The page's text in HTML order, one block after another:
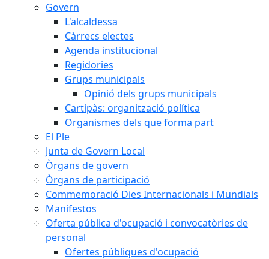
Govern
L'alcaldessa
Càrrecs electes
Agenda institucional
Regidories
Grups municipals
Opinió dels grups municipals
Cartipàs: organització política
Organismes dels que forma part
El Ple
Junta de Govern Local
Òrgans de govern
Òrgans de participació
Commemoració Dies Internacionals i Mundials
Manifestos
Oferta pública d'ocupació i convocatòries de
personal
Ofertes públiques d'ocupació